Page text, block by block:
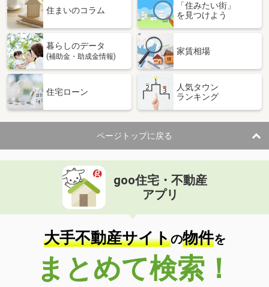
価 格
4.40万円
鳥取県米子市両三柳
専有面積 23.18m²
間取り
鳥取県米子市淀江町佐陀
住 所
鳥取県米子市淀江町佐陀
専有面積 58.86m²
間取り
2LDK
鳥取県米子市両三柳
価 格
住 所
鳥取県米子市両三柳
専有面積 23.18m²
間取り
1K
鳥取県米子市米原３
価 格
3.30万円
住まいのコラム
「住みたい街」
を見つけよう
暮らしのデータ
(補助金・助成金情報)
家賃相場
住宅ローン
人気タウン
ランキング
ページトップに戻る
goo住宅・不動産
アプリ
大手不動産サイトの物件を
まとめて検索！